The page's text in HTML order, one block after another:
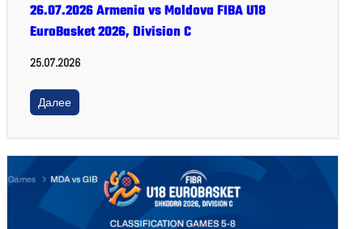
26.07.2026 Armenia vs Moldova FIBA U18
EuroBasket 2026, Division C
25.07.2026
Далее